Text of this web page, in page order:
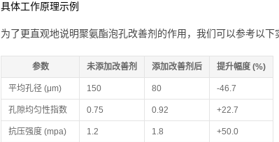
具体工作原理示例
为了更直观地说明聚氨酯泡孔改善剂的作用，我们可以参考以下
参数 未添加改善剂 添加改善剂后 提升幅度 (%)
平均孔径 (μm) 150 80 -46.7
孔隙均匀性指数 0.75 0.92 +22.7
抗压强度 (mpa) 1.2 1.8 +50.0